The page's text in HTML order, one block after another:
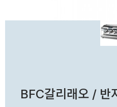
BFC갈리래오 / 반